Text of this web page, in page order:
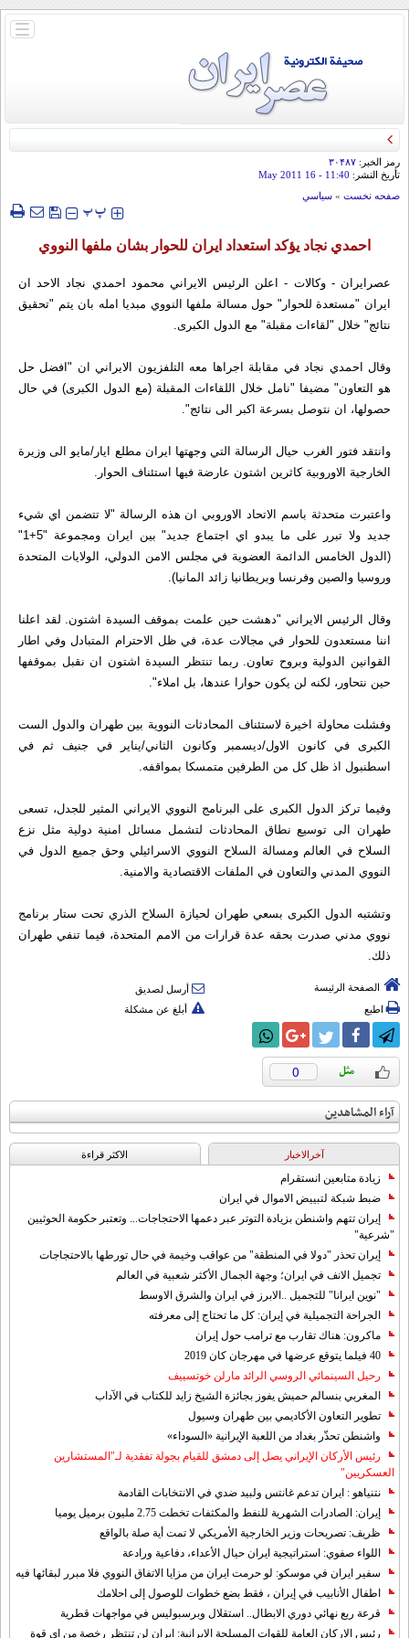
باز
رمز الخبر: ۳۰۴۸۷
تأريخ النشر: 11:40
- 16 May 2011
صفحه نخست » سياسي
‍‍‍ پپ
احمدي نجاد يؤكد استعداد ايران للحوار بشان ملفها النووي
عصرايران - وكالات - اعلن الرئيس الايراني محمود احمدي نجاد الاحد ان
ايران "مستعدة للحوار" حول مسالة ملفها النووي مبديا امله بان يتم "تحقيق
نتائج" خلال "لقاءات مقبلة" مع الدول الكبرى.
وقال احمدي نجاد في مقابلة اجراها معه التلفزيون الايراني ان "افضل حل
هو التعاون" مضيفا "نامل خلال اللقاءات المقبلة (مع الدول الكبرى) في حال
حصولها، ان نتوصل بسرعة اكبر الى نتائج".
وانتقد فتور الغرب حيال الرسالة التي وجهتها ايران مطلع ايار/مايو الى وزيرة
الخارجية الاوروبية كاثرين اشتون عارضة فيها استئناف الحوار.
واعتبرت متحدثة باسم الاتحاد الاوروبي ان هذه الرسالة "لا تتضمن اي شيء
جديد ولا تبرر على ما يبدو اي اجتماع جديد" بين ايران ومجموعة "5+1"
(الدول الخامس الدائمة العضوية في مجلس الامن الدولي، الولايات المتحدة
وروسيا والصين وفرنسا وبريطانيا زائد المانيا).
وقال الرئيس الايراني "دهشت حين علمت بموقف السيدة اشتون. لقد اعلنا
اننا مستعدون للحوار في مجالات عدة، في ظل الاحترام المتبادل وفي اطار
القوانين الدولية وبروح تعاون. ربما تنتظر السيدة اشتون ان نقبل بموقفها
حين نتحاور، لكنه لن يكون حوارا عندها، بل املاء".
وفشلت محاولة اخيرة لاستئناف المحادثات النووية بين طهران والدول الست
الكبرى في كانون الاول/ديسمبر وكانون الثاني/يناير في جنيف ثم في
اسطنبول اذ ظل كل من الطرفين متمسكا بمواقفه.
وفيما تركز الدول الكبرى على البرنامج النووي الايراني المثير للجدل، تسعى
طهران الى توسيع نطاق المحادثات لتشمل مسائل امنية دولية مثل نزع
السلاح في العالم ومسالة السلاح النووي الاسرائيلي وحق جميع الدول في
النووي المدني والتعاون في الملفات الاقتصادية والامنية.
وتشتبه الدول الكبرى بسعي طهران لحيازة السلاح الذري تحت ستار برنامج
نووي مدني صدرت بحقه عدة قرارات من الامم المتحدة، فيما تنفي طهران
ذلك.
الصفحة الرئيسة
أرسل لصديق
اطبع
أبلغ عن مشكلة
0
آراء المشاهدين
آخرالاخبار الاکثر قراءة
زيادة متابعين انستقرام
ضبط شبكة لتبييض الاموال في ايران
إيران تتهم واشنطن بزيادة التوتر عبر دعمها الاحتجاجات... وتعتبر حكومة الحوثيين
"شرعية"
إيران تحذر "دولا في المنطقة" من عواقب وخيمة في حال تورطها بالاحتجاجات
تجميل الانف في ايران؛ وجهة الجمال الأكثر شعبية في العالم
"نوين ايرانا" للتجميل ..الابرز في ايران والشرق الاوسط
الجراحة التجميلية في إيران: كل ما تحتاج إلى معرفته
ماكرون: هناك تقارب مع ترامب حول إيران
40 فيلما يتوقع عرضها في مهرجان كان 2019
رحيل السينمائي الروسي الرائد مارلن خوتسييف
المغربي بنسالم حميش يفوز بجائزة الشيخ زايد للكتاب في الآداب
تطوير التعاون الأكاديمي بين طهران وسيول
واشنطن تحذّر بغداد من اللعبة الإيرانية «السوداء»
رئيس الأركان الإيراني يصل إلى دمشق للقيام بجولة تفقدية لـ"المستشارين
العسكريين"
نتنياهو : ايران تدعم غانتس ولبيد ضدي في الانتخابات القادمة
إيران: الصادرات الشهریة للنفط والمكثفات تخطت 2.75 مليون برميل يوميا
ظريف: تصريحات وزير الخارجية الأمريكي لا تمت أية صلة بالواقع
اللواء صفوي: استراتيجية ايران حيال الأعداء، دفاعية ورادعة
سفير ايران في موسكو: لو حرمت ايران من مزايا الاتفاق النووي فلا مبرر لبقائها فيه
اطفال الأنابيب في إيران ، فقط بضع خطوات للوصول إلى احلامك
قرعة ربع نهائي دوري الابطال.. استقلال وبرسبوليس في مواجهات قطرية
رئيس الاركان العامة للقوات المسلحة الايرانية: ايران لن تنتظر رخصة من اي قوة